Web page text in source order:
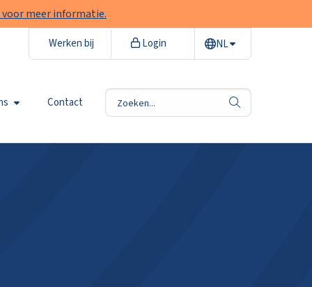
meer informatie.
Contact
zoek
Werken bij Login NL